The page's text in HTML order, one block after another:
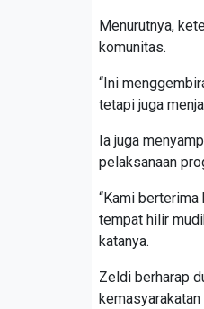
Menurutnya,
komunitas.
“Ini
tetapi juga
Ia juga
pelaksanaan
“Kami
tempat hilir
katanya.
Zeldi berharap